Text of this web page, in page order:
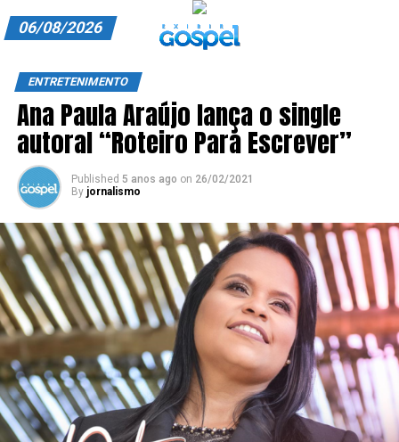
ANUNCIE CONOSCO
ASSINE
CARRINHO
EDITORIAL
ENTREVISTAS
EXPEDIENTE
FINALIZAR COMPRA
HOME
LANÇAMENTOS
06/08/2026
ENTRETENIMENTO
Ana Paula Araújo lança o single
autoral “Roteiro Para Escrever”
Published 5 anos ago on 26/02/2021
By jornalismo